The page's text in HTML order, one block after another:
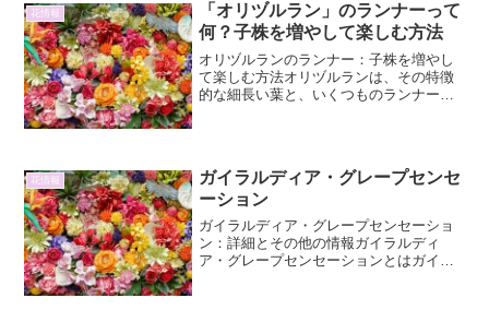
花情報
「オリヅルラン」のランナーって
何？子株を増やして楽しむ方法
オリヅルランのランナー：子株を増やし
て楽しむ方法オリヅルランは、その特徴
的な細長い葉と、いくつものランナー
花情報
ガイラルディア・グレープセンセ
ーション
ガイラルディア・グレープセンセーショ
ン：詳細とその他の情報ガイラルディ
ア・グレープセンセーションとはガイラ